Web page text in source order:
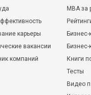
карьеры
вакансии
компаний
MBA
Бизнес-
Книги
Тесты
Видео